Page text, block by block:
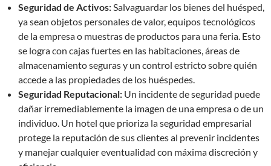
Seguridad de Activos:Salvaguardar los bienes del huésped,
ya sean objetos personales de valor, equipos tecnológicos
de la empresa o muestras de productos para una feria. Esto
se logra con cajas fuertes en las habitaciones, áreas de
almacenamiento seguras y un control estricto sobre quién
accede a las propiedades de los huéspedes.
Seguridad Reputacional: Un incidente de seguridad puede
dañar irremediablemente la imagen de una empresa o de un
individuo. Un hotel que prioriza la seguridad empresarial
protege la reputación de sus clientes al prevenir incidentes
y manejar cualquier eventualidad con máxima discreción y